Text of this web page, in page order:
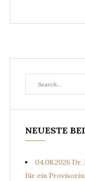
for:
NEUESTE
04.08.2026
für ein